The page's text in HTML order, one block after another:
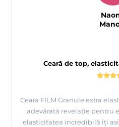
Ceară de top,
Ceara FILM Granule extra
adevărată revelație pentru
elasticitatea incredibilă îți